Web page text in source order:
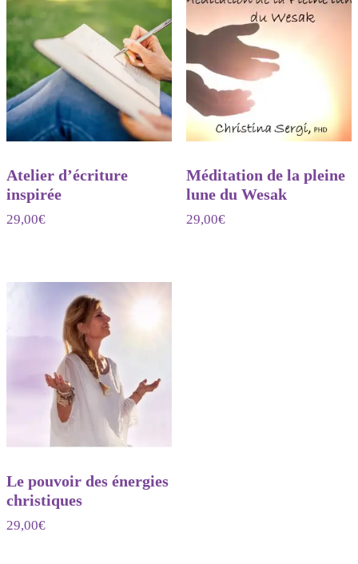
Atelier d’écriture
inspirée
29,00€
Méditation de la pleine
lune du Wesak
29,00€
Le pouvoir des énergies
christiques
29,00€